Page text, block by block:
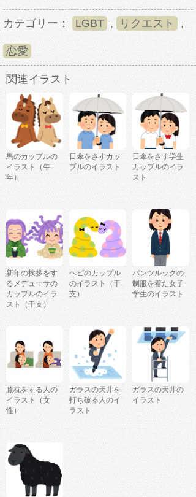
カテゴリー： LGBT , リクエスト ,
恋愛
関連イラスト
馬のカップルの
イラスト（午
年）
日傘をさすカッ
プルのイラスト
日傘をさす学生
カップルのイラ
スト
新年の挨拶をす
るメデューサの
カップルのイラ
スト（干支）
ヘビのカップル
のイラスト（干
支）
パンツルックの
制服を着た女子
学生のイラスト
膝枕をする人の
イラスト（女
性）
ガラスの天井を
打ち破る人のイ
ラスト
ガラスの天井の
イラスト